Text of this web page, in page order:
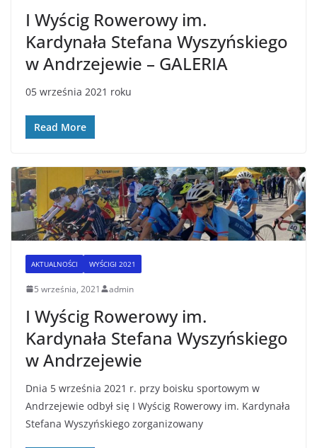
I Wyścig Rowerowy im.
Kardynała Stefana Wyszyńskiego
w Andrzejewie – GALERIA
05 września 2021 roku
Read More
AKTUALNOŚCI WYŚCIGI 2021
5 września, 2021 admin
I Wyścig Rowerowy im.
Kardynała Stefana Wyszyńskiego
w Andrzejewie
Dnia 5 września 2021 r. przy boisku sportowym w
Andrzejewie odbył się I Wyścig Rowerowy im. Kardynała
Stefana Wyszyńskiego zorganizowany